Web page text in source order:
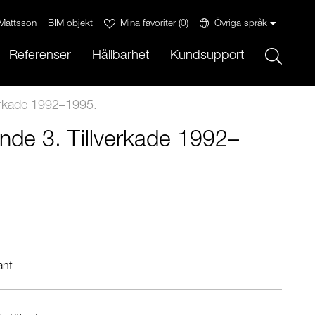
BIM objekt Mina favoriter(0) Övriga språk
Referenser Hållbarhet Kundsupport
1992–1995.
3. Tillverkade 1992–